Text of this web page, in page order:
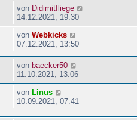
von Didimitfliege
14.12.2021, 19:30
von Webkicks
07.12.2021, 13:50
von baecker50
11.10.2021, 13:06
von Linus
10.09.2021, 07:41